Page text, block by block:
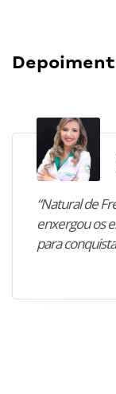
“Natural de
enxergou os
para